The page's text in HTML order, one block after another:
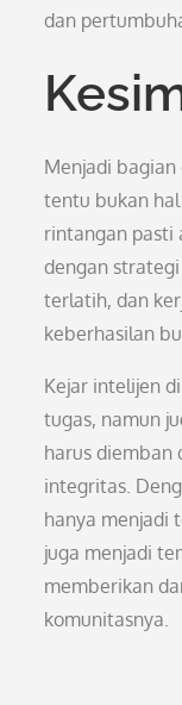
dan
Menjadi
tentu bukan
rintangan pasti
dengan
terlatih, dan
keberhasilan
Kejar intelijen
tugas, namun
harus diemban
integritas.
hanya menjadi
juga menjadi
memberikan
komunitasnya.